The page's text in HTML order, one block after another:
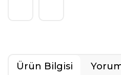
Ürün Bilgisi